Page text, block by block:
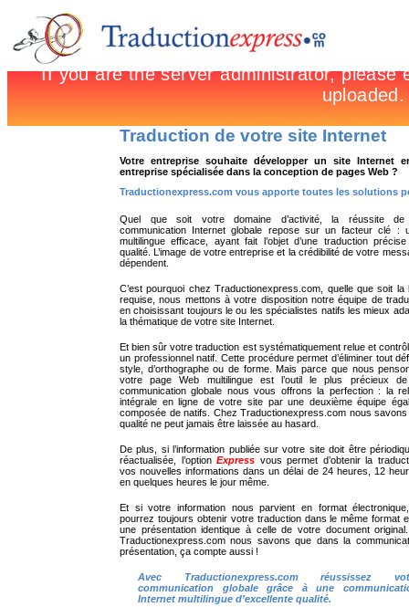
Traduction de votre site Internet
Votre entreprise souhaite développer un site Internet
entreprise spécialisée dans la conception de pages Web ?
Traductionexpress.com vous apporte toutes les solutions
Quel que soit votre domaine d’activité, la réussite de
communication Internet globale repose sur un facteur clé :
multilingue efficace, ayant fait l’objet d’une traduction
qualité. L’image de votre entreprise et la crédibilité de votre
dépendent.
C’est pourquoi chez Traductionexpress.com, quelle que soit la
requise, nous mettons à votre disposition notre équipe de
en choisissant toujours le ou les spécialistes natifs les mieux
la thématique de votre site Internet.
Et bien sûr votre traduction est systématiquement relue et
un professionnel natif. Cette procédure permet d’éliminer tout
style, d’orthographe ou de forme. Mais parce que nous
votre page Web multilingue est l’outil le plus précieux
communication globale nous vous offrons la perfection : la
intégrale en ligne de votre site par une deuxième équipe
composée de natifs. Chez Traductionexpress.com nous savons
qualité ne peut jamais être laissée au hasard.
De plus, si l’information publiée sur votre site doit être
réactualisée, l’option Express vous permet d’obtenir la
vos nouvelles informations dans un délai de 24 heures, 12
en quelques heures le jour même.
Et si votre information nous parvient en format
pourrez toujours obtenir votre traduction dans le même format
une présentation identique à celle de votre document
Traductionexpress.com nous savons que dans la
présentation, ça compte aussi !
Avec Traductionexpress.com réussissez
communication globale grâce à une
Internet multilingue d’excellente qualité.